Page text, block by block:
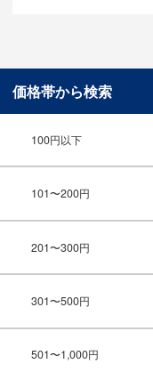
価格帯から検索
100円以下
101〜200円
201〜300円
301〜500円
501〜1,000円